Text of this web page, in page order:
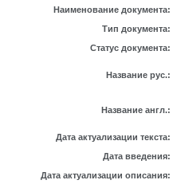
Наименование документа:
Тип документа:
Статус документа:
Название рус.:
Название англ.:
Дата актуализации текста:
Дата введения:
Дата актуализации описания: